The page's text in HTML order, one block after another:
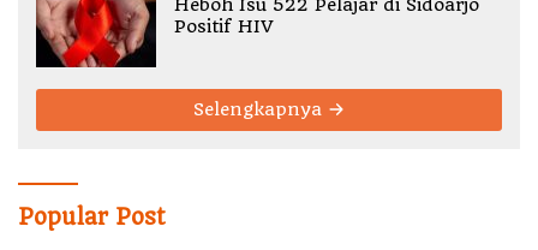
Heboh Isu 522 Pelajar di Sidoarjo
Positif HIV
Selengkapnya
Popular Post